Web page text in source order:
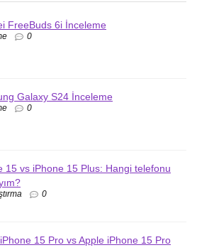
FreeBuds 6i İnceleme
0
Galaxy S24 İnceleme
0
15 vs iPhone 15 Plus: Hangi telefonu
0
15 Pro vs Apple iPhone 15 Pro